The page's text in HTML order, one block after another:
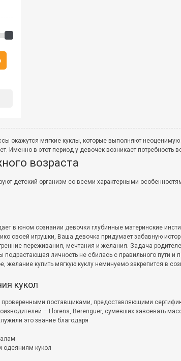
окажутся мягкие куклы, которые выполняют
Именно в этот период у девочек возникает
возраста
детский организм со всеми характерными
в юном сознании девочки глубинные материнские
своей игрушки, Ваша девочка придумает забавную
переживания, мечтания и желания. Задача
подрастающая личность не сбилась с правильного пути
желание купить мягкую куклу неминуемо закрепится в
кукол
проверенными поставщиками, предоставляющими
– Llorens, Berenguer, сумевших завоевать
это звание благодаря
одеяниям кукол